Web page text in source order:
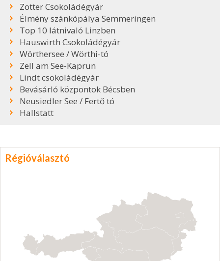
Zotter Csokoládégyár
Élmény szánkópálya Semmeringen
Top 10 látnivaló Linzben
Hauswirth Csokoládégyár
Wörthersee / Wörthi-tó
Zell am See-Kaprun
Lindt csokoládégyár
Bevásárló központok Bécsben
Neusiedler See / Fertő tó
Hallstatt
Régióválasztó